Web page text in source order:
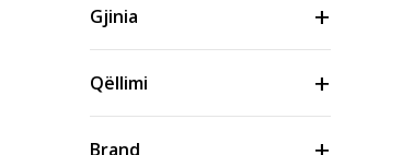
Gjinia
Qëllimi
Brand